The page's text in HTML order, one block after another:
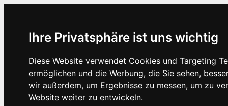
Ihre Privatsphäre ist uns wichtig
Diese Website verwendet Cookies und Targeting
ermöglichen und die Werbung, die Sie sehen,
wir außerdem, um Ergebnisse zu messen, um zu
Website weiter zu entwickeln.